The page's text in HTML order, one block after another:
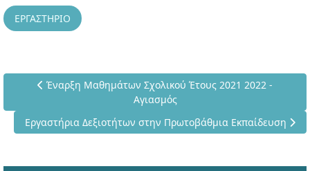
ΕΡΓΑΣΤΗΡΙΟ
Προηγούμενο άρθρο: Έναρξη Μαθημάτων Σχολικού Έτους
Έναρξη Μαθημάτων Σχολικού Έτους 2021 2022 -
Αγιασμός
Επόμενο άρθρο: Εργαστήρια Δεξιοτήτων στην Πρωτοβάθμια
Εργαστήρια Δεξιοτήτων στην Πρωτοβάθμια Εκπαίδευση